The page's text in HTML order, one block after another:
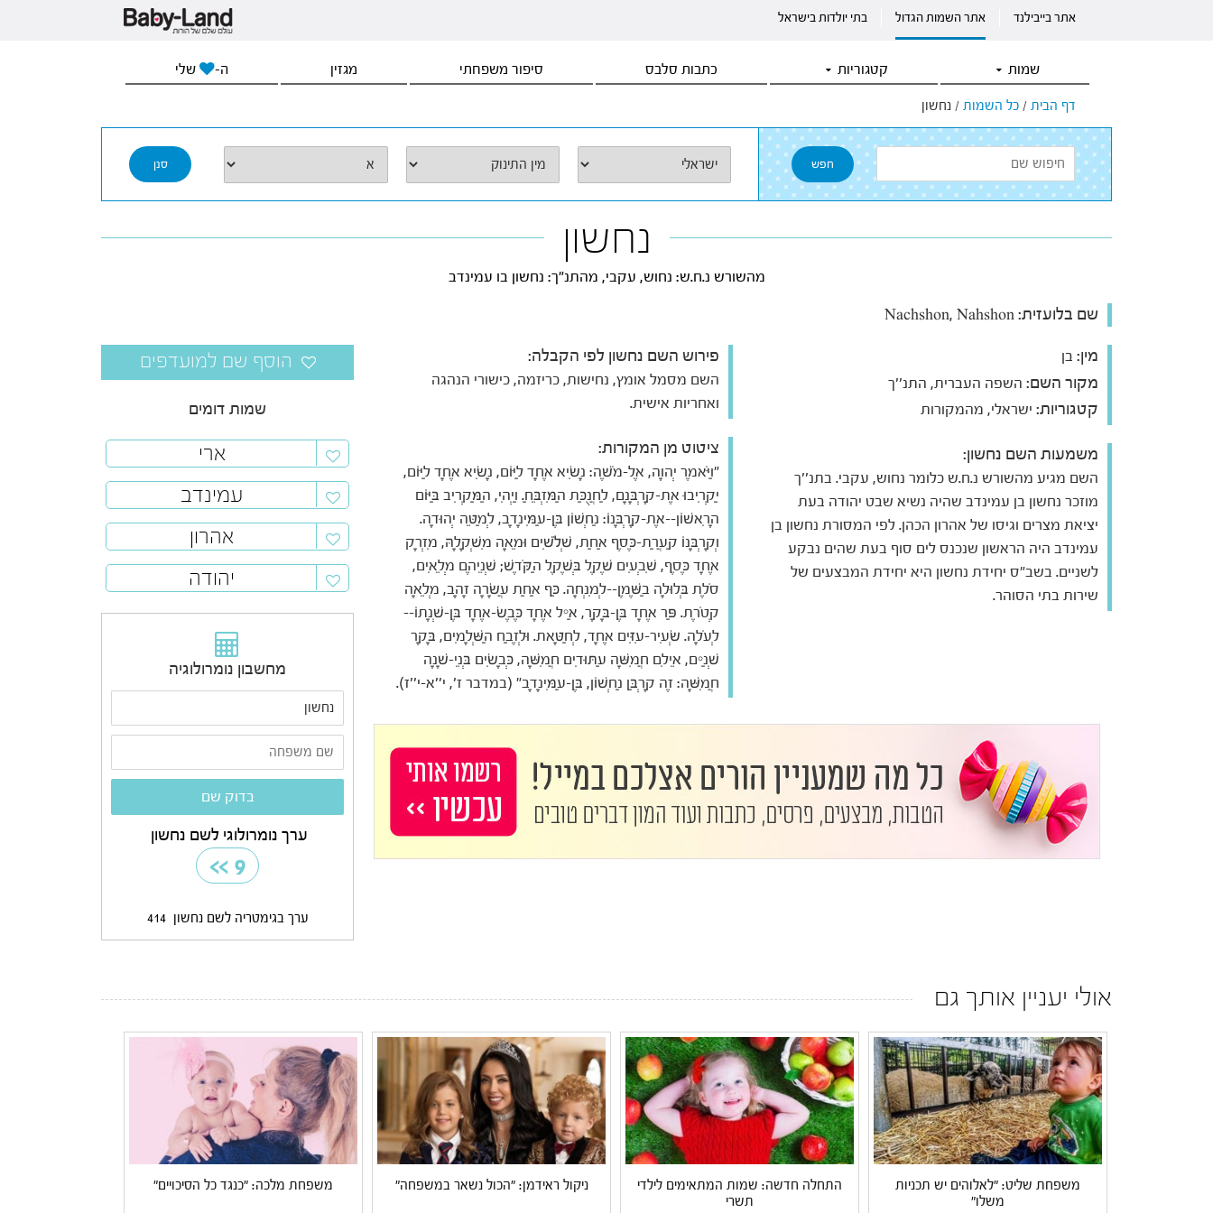
אתר בייבילנד אתר השמות הגדול בתי יולדות בישראל
שמות קטגוריות כתבות סלבס סיפור משפחתי מגזין ה- שלי
דף הבית / כל השמות / נחשון
נחשון
מהשורש נ.ח.ש: נחוש, עקבי, מהתנ"ך: נחשון בו עמינדב
שם בלועזית:
מין: בן
מקור השם: השפה העברית, התנ''ך
קטגוריות: ישראלי, מהמקורות
משמעות השם נחשון:
השם מגיע מהשורש נ.ח.ש כלומר נחוש, עקבי. בתנ''ך
מוזכר נחשון בן עמינדב שהיה נשיא שבט יהודה בעת
יציאת מצרים וגיסו של אהרון הכהן. לפי המסורת נחשון בן
עמינדב היה הראשון שנכנס לים סוף בעת שהים נבקע
לשניים. בשב"ס יחידת נחשון היא יחידת המבצעים של
שירות בתי הסוהר.
פירוש השם נחשון לפי הקבלה:
השם מסמל אומץ, נחישות, כריזמה, כישורי הנהגה
ואחריות אישית.
ציטוט מן המקורות:
"וַיֹּאמֶר יְהוָה, אֶל-מֹשֶׁה: נָשִׂיא אֶחָד לַיּוֹם, נָשִׂיא אֶחָד לַיּוֹם,
יַקְרִיבוּ אֶת-קָרְבָּנָם, לַחֲנֻכַּת הַמִּזְבֵּחַ. וַיְהִי, הַמַּקְרִיב בַּיּוֹם
הָרִאשׁוֹן--אֶת-קָרְבָּנוֹ: נַחְשׁוֹן בֶּן-עַמִּינָדָב, לְמַטֵּה יְהוּדָה.
וְקָרְבָּנוֹ קַעֲרַת-כֶּסֶף אַחַת, שְׁלֹשִׁים וּמֵאָה מִשְׁקָלָהּ, מִזְרָק
אֶחָד כֶּסֶף, שִׁבְעִים שֶׁקֶל בְּשֶׁקֶל הַקֹּדֶשׁ; שְׁנֵיהֶם מְלֵאִים,
סֹלֶת בְּלוּלָה בַשֶּׁמֶן--לְמִנְחָה. כַּף אַחַת עֲשָׂרָה זָהָב, מְלֵאָה
קְטֹרֶת. פַּר אֶחָד בֶּן-בָּקָר, אַיִל אֶחָד כֶּבֶשׂ-אֶחָד בֶּן-שְׁנָתוֹ--
לְעֹלָה. שְׂעִיר-עִזִּים אֶחָד, לְחַטָּאת. וּלְזֶבַח הַשְּׁלָמִים, בָּקָר
שְׁנַיִם, אֵילִם חֲמִשָּׁה עַתּוּדִים חֲמִשָּׁה, כְּבָשִׂים בְּנֵי-שָׁנָה
חֲמִשָּׁה: זֶה קָרְבַּן נַחְשׁוֹן, בֶּן-עַמִּינָדָב" (במדבר ז', י''א-י''ז).
שמות דומים
ארי
עמינדב
אהרון
יהודה
מחשבון נומרולוגיה
ערך נומרולוגי לשם נחשון
9
>>
ערך בגימטריה לשם נחשון 414
אולי יעניין אותך גם
משפחת שליט: "לאלוהים יש תכניות
משלו"
התחלה חדשה: שמות המתאימים לילדי
תשרי
ניקול ראידמן: "הכול נשאר במשפחה" משפחת מלכה: "כנגד כל הסיכויים"